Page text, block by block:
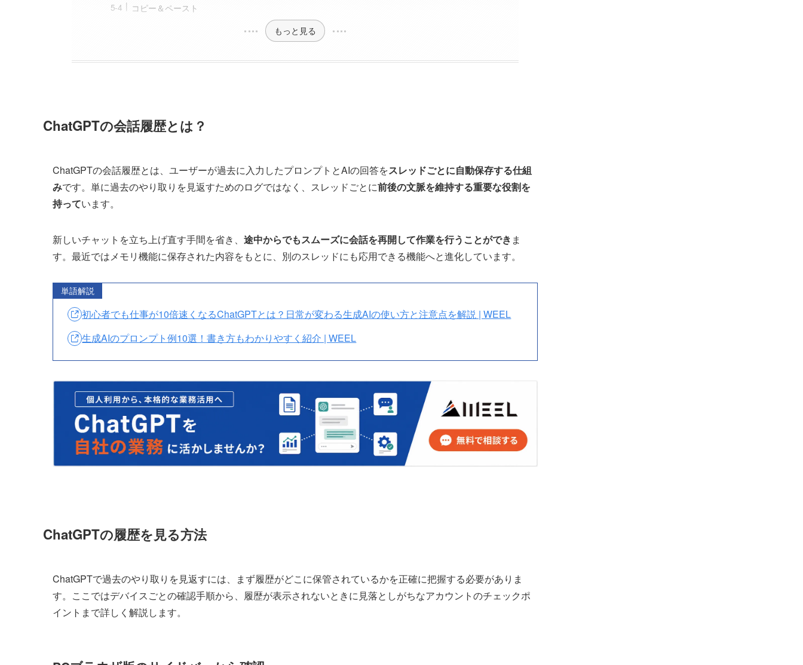
コピー＆ペースト
もっと見る
ChatGPTの会話履歴とは？
ChatGPTの会話履歴とは、ユーザーが過去に入力したプロンプトとAIの回答をスレッドごとに自動保存する仕組
みです。単に過去のやり取りを見返すためのログではなく、スレッドごとに前後の文脈を維持する重要な役割を
持っています。
新しいチャットを立ち上げ直す手間を省き、 途中からでもスムーズに会話を再開して作業を行うことができ ま
す。最近ではメモリ機能に保存された内容をもとに、別のスレッドにも応用できる機能へと進化しています。
単語解説
初心者でも仕事が10倍速くなるChatGPTとは？日常が変わる生成AIの使い方と注意点を解説 | WEEL
生成AIのプロンプト例10選！書き方もわかりやすく紹介 | WEEL
ChatGPTの履歴を見る方法
ChatGPTで過去のやり取りを見返すには、まず履歴がどこに保管されているかを正確に把握する必要がありま
す。ここではデバイスごとの確認手順から、履歴が表示されないときに見落としがちなアカウントのチェックポ
イントまで詳しく解説します。